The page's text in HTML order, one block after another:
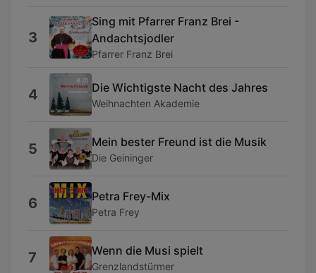
3
Sing mit Pfarrer Franz Brei -
Andachtsjodler
Pfarrer Franz Brei
4 Die Wichtigste Nacht des Jahres
Weihnachten Akademie
5 Mein bester Freund ist die Musik
Die Geininger
6 Petra Frey-Mix
Petra Frey
7 Wenn die Musi spielt
Grenzlandstürmer